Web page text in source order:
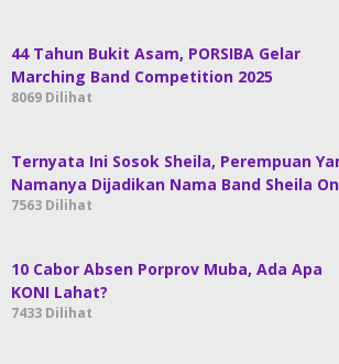
44 Tahun Bukit Asam, PORSIBA Gelar
Marching Band Competition 2025
8069 Dilihat
Ternyata Ini Sosok Sheila, Perempuan
Namanya Dijadikan Nama Band Sheila
7563 Dilihat
10 Cabor Absen Porprov Muba, Ada Apa
KONI Lahat?
7433 Dilihat